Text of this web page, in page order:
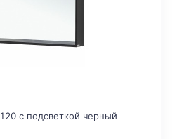
с подсветкой черный